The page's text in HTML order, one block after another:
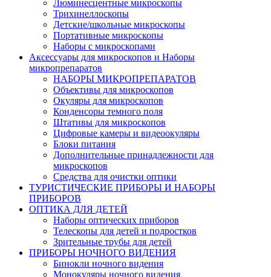
Люминесцентные микроскопы
Трихинеллоскопы
Детские/школьные микроскопы
Портативные микроскопы
Наборы с микроскопами
Аксессуары для микроскопов и Наборы
микропрепаратов
НАБОРЫ МИКРОПРЕПАРАТОВ
Объективы для микроскопов
Окуляры для микроскопов
Конденсоры темного поля
Штативы для микроскопов
Цифровые камеры и видеоокуляры
Блоки питания
Дополнительные принадлежности для
микроскопов
Средства для очистки оптики
ТУРИСТИЧЕСКИЕ ПРИБОРЫ И НАБОРЫ
ПРИБОРОВ
ОПТИКА ДЛЯ ДЕТЕЙ
Наборы оптических приборов
Телескопы для детей и подростков
Зрительные трубы для детей
ПРИБОРЫ НОЧНОГО ВИДЕНИЯ
Бинокли ночного видения
Монокуляры ночного видения